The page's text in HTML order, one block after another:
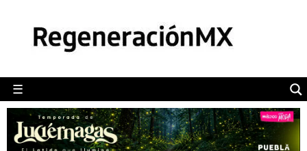
☰
POLÍTICA
CAMALEÓN
OPINIÓN